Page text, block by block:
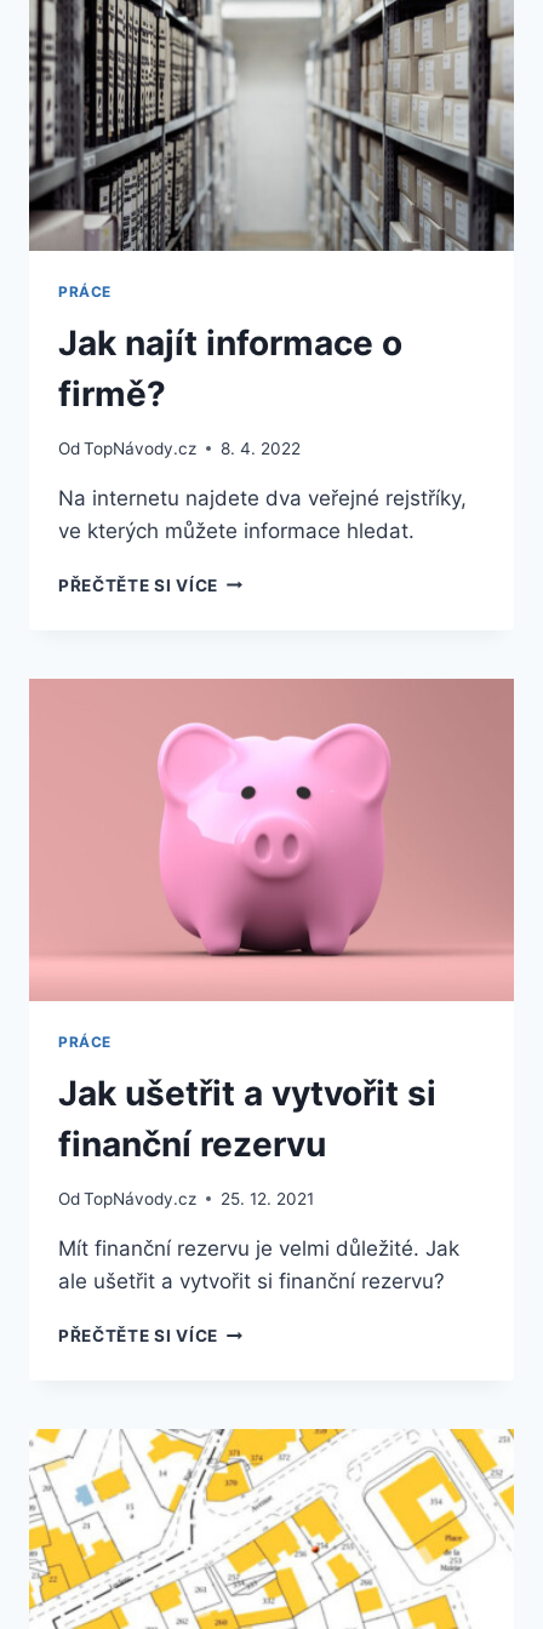
PRÁCE
Jak najít informace o
firmě?
OdTopNávody.cz 8. 4. 2022
Na internetu najdete dva veřejné rejstříky,
ve kterých můžete informace hledat.
PŘEČTĚTE SI VÍCEJAK
FIRMĚ?
PRÁCE
Jak ušetřit a vytvořit si
finanční rezervu
OdTopNávody.cz 25. 12. 2021
Mít finanční rezervu je velmi důležité. Jak
ale ušetřit a vytvořit si finanční rezervu?
PŘEČTĚTE SI VÍCEJAK
SI
FINANČNÍ
REZERVU